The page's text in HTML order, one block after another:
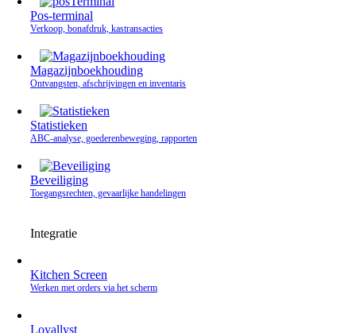
Pos-terminal
Verkoop, bonafdruk, kastransacties
Magazijnboekhouding
Ontvangsten, afschrijvingen en inventaris
Statistieken
ABC-analyse, goederenbeweging, rapporten
Beveiliging
Toegangsrechten, gevaarlijke handelingen
Integratie
Kitchen Screen
Werken met orders via het scherm
Loyallyst